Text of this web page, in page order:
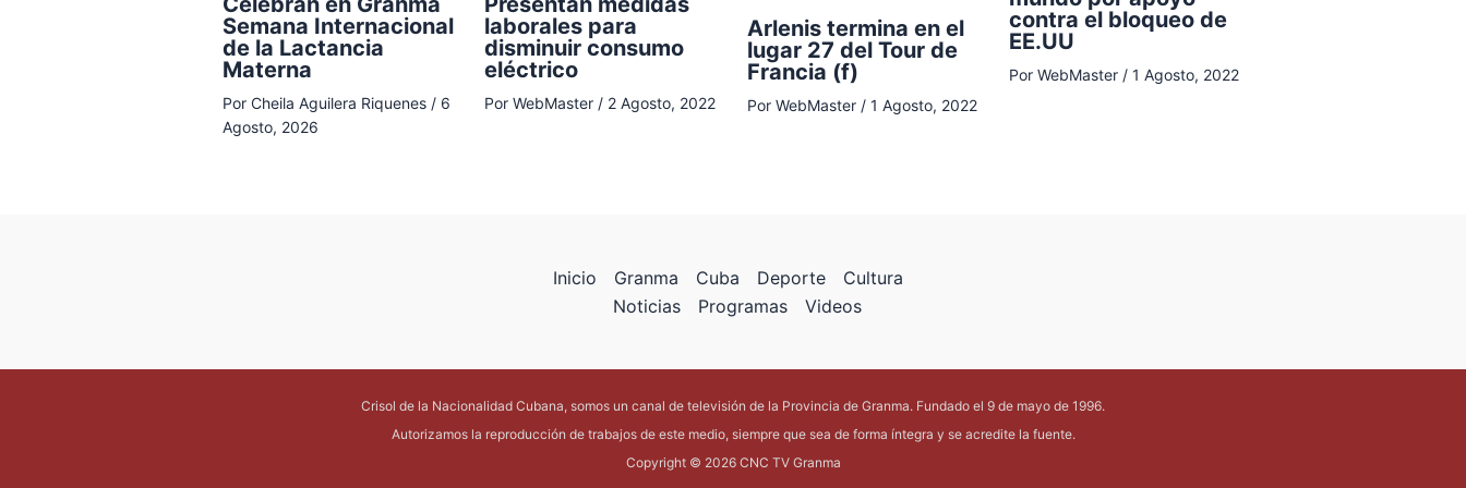
Semana Internacional
de la Lactancia
Materna
Por Cheila Aguilera Riquenes / 6
Agosto, 2026
laborales para
disminuir consumo
eléctrico
Por WebMaster / 2 Agosto, 2022
Arlenis termina en el
lugar 27 del Tour de
Francia (f)
Por WebMaster / 1 Agosto, 2022
contra el bloqueo de
EE.UU
Por WebMaster / 1 Agosto, 2022
Inicio Granma Cuba Deporte
Cultura
Noticias
Programas Videos
Crisol de la Nacionalidad Cubana, somos un canal de televisión de la Provincia de Granma. Fundado el 9 de mayo de 1996.
Autorizamos la reproducción de trabajos de este medio, siempre que sea de forma íntegra y se acredite la fuente.
Copyright © 2026 CNC TV Granma